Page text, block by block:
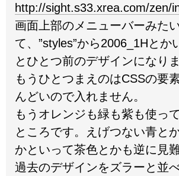
http://sight.s33.xrea.com/zen/
画面上部のメニューバーみた
て、”styles”から2006_1Hと
とひとつ前のデザインになりま
もうひとつまえのはCSSの要
んどいので入れません。
もうオレンジも緑も紫も使っ
ところです。えげつない青と
かといって茶色とかも逆に見難
過去のデザインをズラーと並